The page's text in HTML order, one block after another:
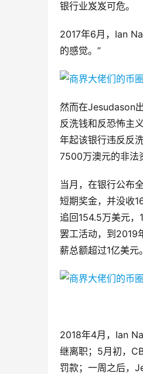
银行业岌岌可危。
2017年6月，Ian
的感觉。”
然而在Jesudason
反洗钱和反恐怖主
年起该银行违反反
7500万澳元的非法
当月，在银行公布
短期奖金，并没收
追回154.5万美元，
罢工活动，到2019
薪总额超过1亿美元。
2018年4月，Ian
继离职；5月初，
罚款；一周之后，